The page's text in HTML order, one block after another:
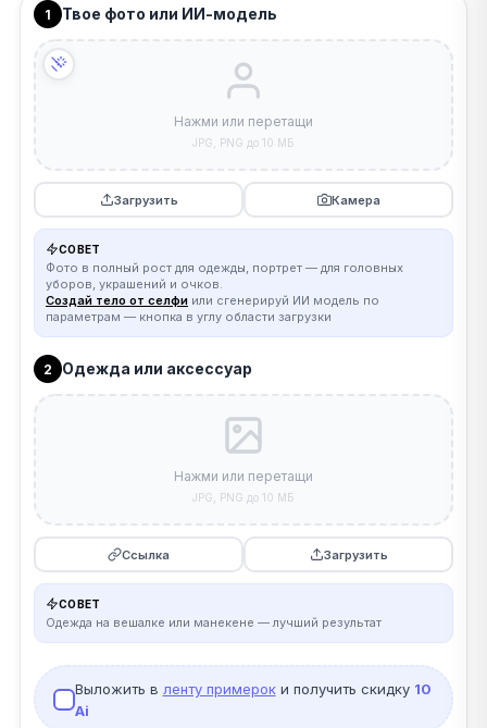
1 Твое фото или ИИ-модель
Нажми или перетащи
JPG, PNG до 10 МБ
Загрузить Камера
СОВЕТ
Фото в полный рост для одежды, портрет — для головных
уборов, украшений и очков.
Создай тело от селфи или сгенерируй ИИ модель по
параметрам — кнопка в углу области загрузки
2 Одежда или аксессуар
Нажми или перетащи
JPG, PNG до 10 МБ
Ссылка Загрузить
СОВЕТ
Одежда на вешалке или манекене — лучший результат
Выложить в ленту примероки получить скидку 10
Ai